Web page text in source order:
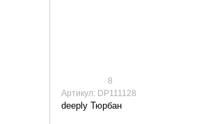
8
Артикул: DP111128
deeply Тюрбан